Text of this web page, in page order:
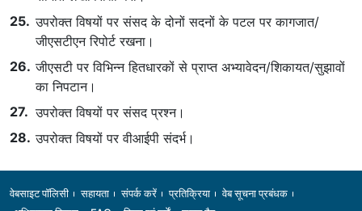
उपरोक्त विषयों पर संसद के दोनों सदनों के पटल पर कागजात/
जीएसटीएन रिपोर्ट रखना।
जीएसटी पर विभिन्न हितधारकों से प्राप्त अभ्यावेदन/शिकायत/सुझावों
का निपटान।
उपरोक्त विषयों पर संसद प्रश्न।
उपरोक्त विषयों पर वीआईपी संदर्भ।
Footer
वेबसाइट पॉलिसी सहायता संपर्क करें प्रतिक्रिया
वेब सूचना प्रबंधक